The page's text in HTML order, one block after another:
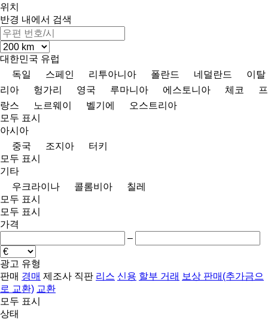
위치
반경 내에서 검색
대한민국 유럽
독일
스페인 리투아니아 폴란드 네덜란드
이탈
리아
헝가리 영국 루마니아 에스토니아 체코
프
랑스
노르웨이 벨기에
오스트리아
모두 표시
아시아
중국
조지아
터키
모두 표시
기타
우크라이나
콜롬비아
칠레
모두 표시
모두 표시
가격
–
광고 유형
판매 경매 제조사 직판 리스 신용 할부 거래 보상 판매(추가금으
로 교환) 교환
모두 표시
상태